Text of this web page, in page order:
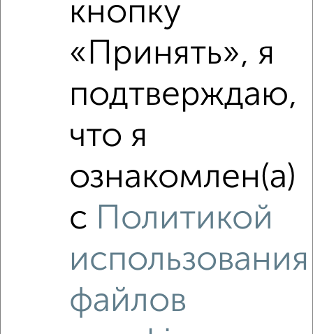
Средняя цена район
Это предложение
2‑комнатные квартиры недалеко от Ленина 65
кнопку
«Принять», я
подтверждаю,
что я
ознакомлен(а)
с Политикой
использования
файлов